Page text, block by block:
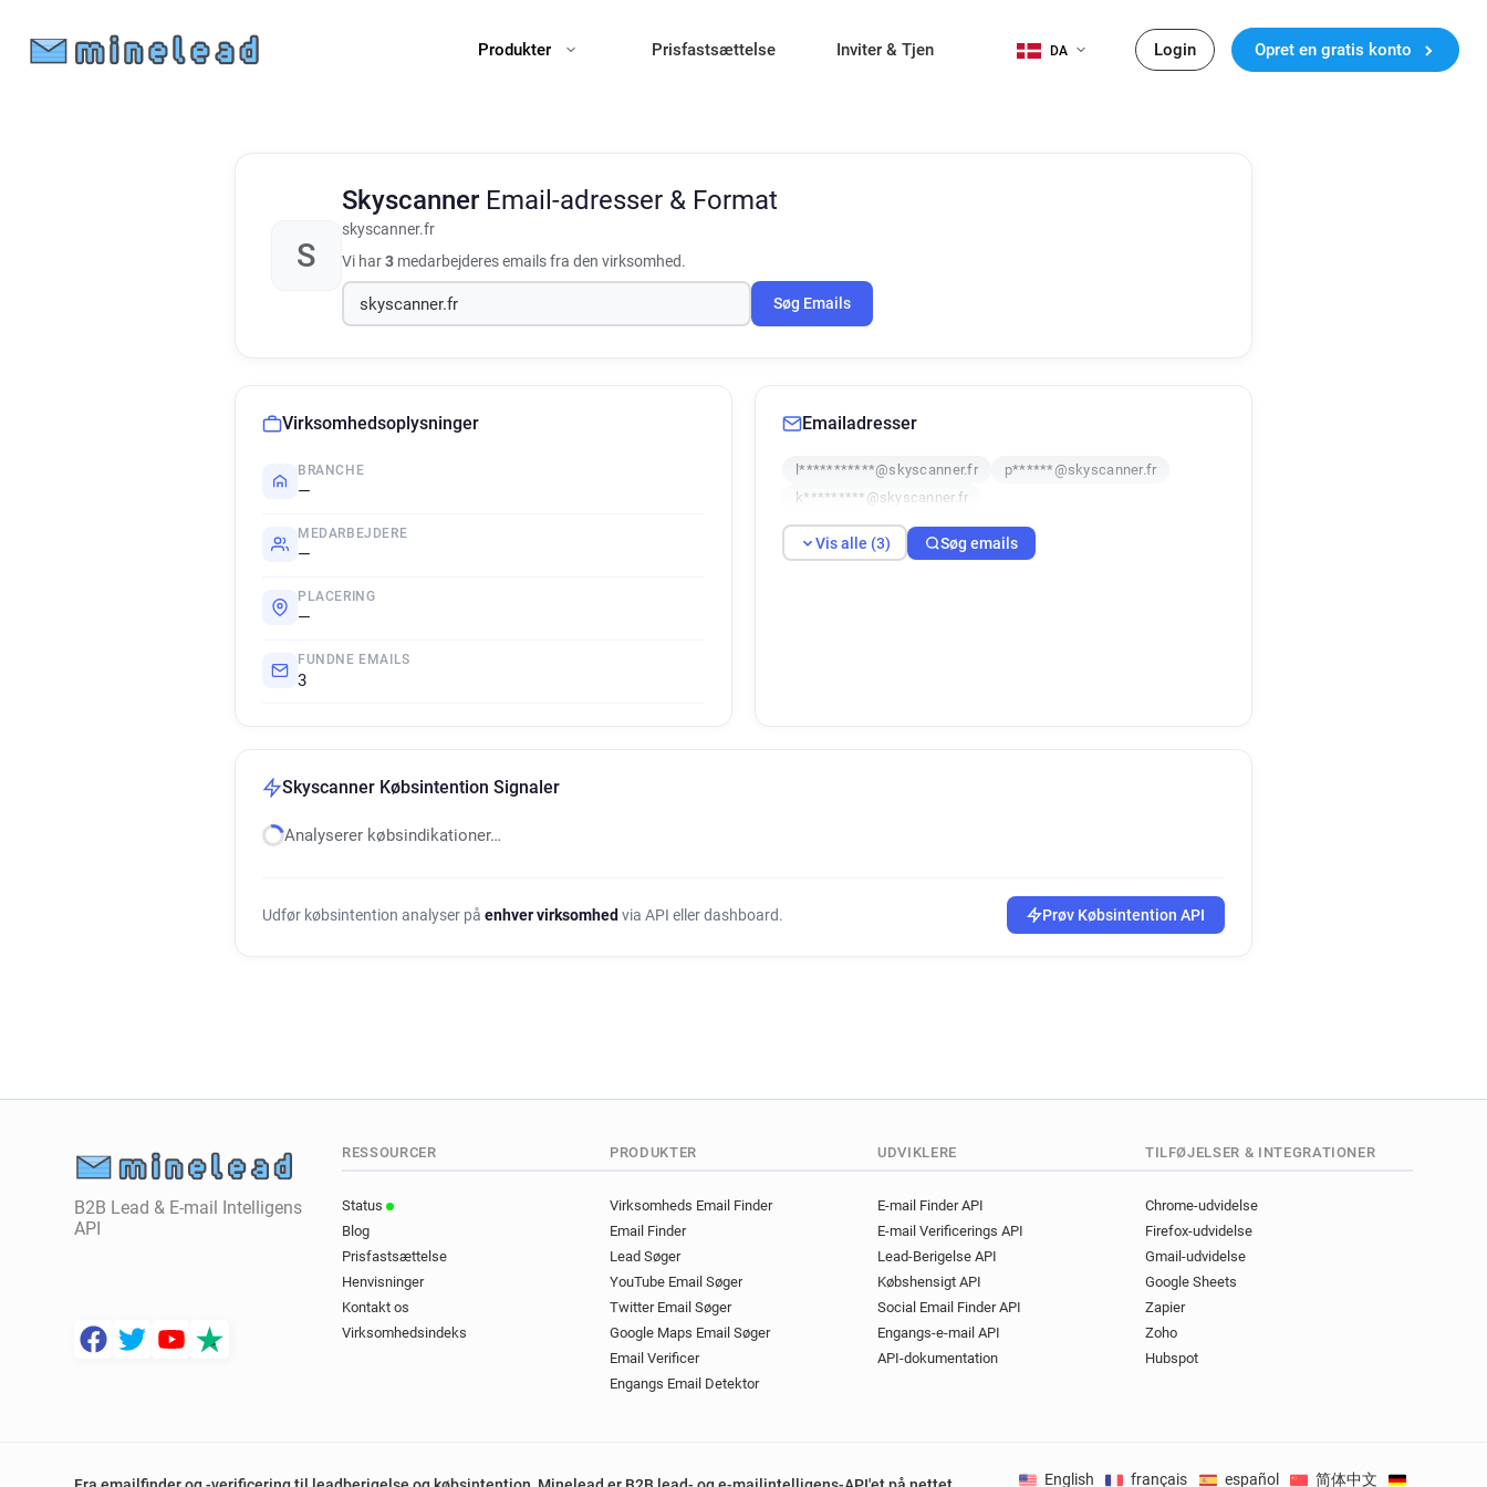
Produkter Prisfastsættelse Inviter & Tjen DA Login Opret en gratis konto
S
Skyscanner Email-adresser & Format
skyscanner.fr
Vi har3 medarbejderes emails fra den virksomhed.
Søg Emails
Virksomhedsoplysninger
BRANCHE
—
MEDARBEJDERE
—
PLACERING
—
FUNDNE EMAILS
3
Emailadresser
l***********@skyscanner.fr
p******@skyscanner.fr
k*********@skyscanner.fr
Vis alle (3) Søg emails
Skyscanner Købsintention Signaler
Analyserer købsindikationer…
Udfør købsintention analyser på enhver virksomhed via API eller dashboard. Prøv Købsintention API
B2B Lead & E-mail Intelligens
API
RESSOURCER
Status
Blog
Prisfastsættelse
Henvisninger
Kontakt os
Virksomhedsindeks
PRODUKTER
Virksomheds Email Finder
Email Finder
Lead Søger
YouTube Email Søger
Twitter Email Søger
Google Maps Email Søger
Email Verificer
Engangs Email Detektor
UDVIKLERE
E-mail Finder API
E-mail Verificerings API
Lead-Berigelse API
Købshensigt API
Social Email Finder API
Engangs-e-mail API
API-dokumentation
TILFØJELSER & INTEGRATIONER
Chrome-udvidelse
Firefox-udvidelse
Gmail-udvidelse
Google Sheets
Zapier
Zoho
Hubspot
English français español 简体中文